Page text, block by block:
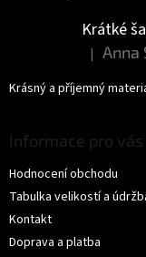
Krátké
| Anna
Krásný a příjemný
Informace pro vás
Hodnocení obchodu
Tabulka velikostí a
Kontakt
Doprava a platba